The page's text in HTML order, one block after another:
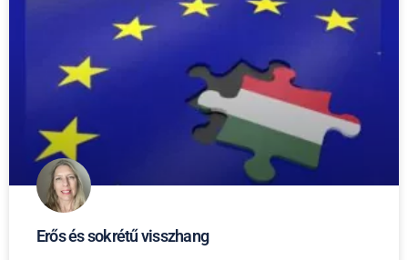
Erős és sokrétű visszhang